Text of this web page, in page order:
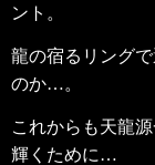
ント。
龍の宿るリング
のか…。
これからも天龍
輝くために…